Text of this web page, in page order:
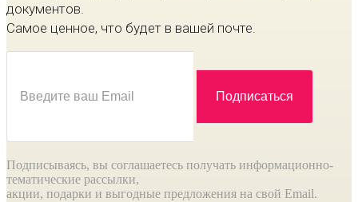
документов.
Самое ценное, что будет в вашей почте.
Подписываясь, вы соглашаетесь получать информационно-
тематические рассылки,
акции, подарки и выгодные предложения на свой Email.